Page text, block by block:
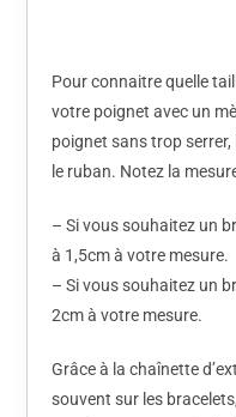
Pour connaitre quelle
votre poignet avec un
poignet sans trop serrer,
le ruban. Notez la
– Si vous souhaitez un
à 1,5cm à votre mesure.
– Si vous souhaitez un
2cm à votre mesure.
Grâce à la chaînette
souvent sur les